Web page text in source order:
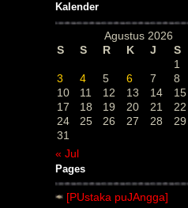
Kalender
Agustus 2026
S
S R K J S
1
3
4 5 6 7 8
10
11 12 13 14 15
17
18 19 20 21 22
24
25 26 27 28 29
31
« Jul
Pages
[PUstaka puJAngga]